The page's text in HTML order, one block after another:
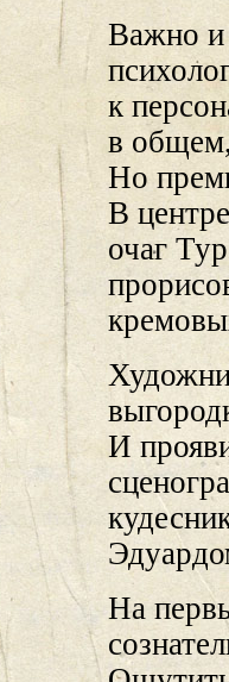
Важно и
к
в
Но
В
очаг
И
На